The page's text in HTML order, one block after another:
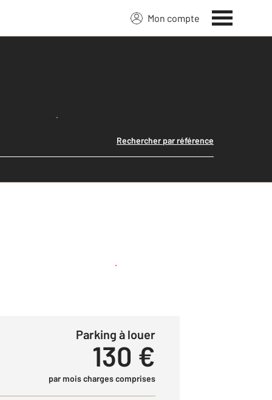
Mon compte
Lancer ma recherche
Rechercher par référence
Créer une alerte
Parking à louer
130 €
par mois charges comprises